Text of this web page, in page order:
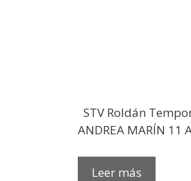
STV Roldán
ANDREA MARÍN 11
Leer más